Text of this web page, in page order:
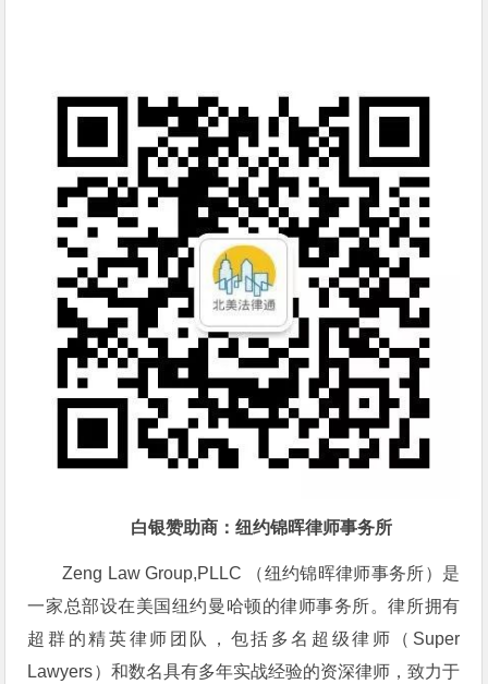
白银赞助商：纽约锦晖律师事务所
Zeng Law Group,PLLC
（纽约锦晖律师事务所）是
一家总部设在美国纽约曼哈顿的律师事务所。律所拥有
超群的精英律师团队，包括多名超级律师（ Super
Lawyers）和数名具有多年实战经验的资深律师，致力于